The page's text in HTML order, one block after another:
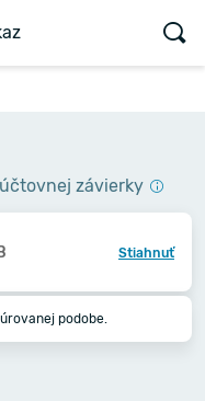
závierky
Stiahnuť
podobe.